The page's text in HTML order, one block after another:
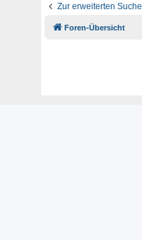
Zur erweiterten Suche
Foren-Übersicht